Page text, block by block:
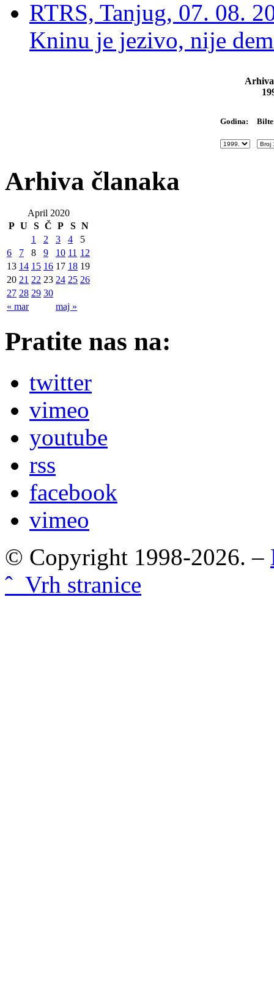
RTRS, Tanjug, 07. 08.
Kninu je jezivo, nije
Godina:
Arhiva članaka
April 2020
P U S Č P S N
« mar maj »
1 2 3 4
5
6
7 8 9 10 11 12
13 14 15 16 17 18 19
20 21 22 23 24 25 26
27 28 29 30
Pratite nas na:
twitter
vimeo
youtube
rss
facebook
vimeo
© Copyright 1998-2026. –
ˆ Vrh stranice